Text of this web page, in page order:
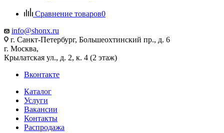
Сравнение товаров0
info@shonx.ru
г. Санкт-Петербург, Большеохтинский пр., д. 6
г. Москва,
Крылатская ул., д. 2, к. 4 (2 этаж)
Вконтакте
Каталог
Услуги
Вакансии
Контакты
Распродажа